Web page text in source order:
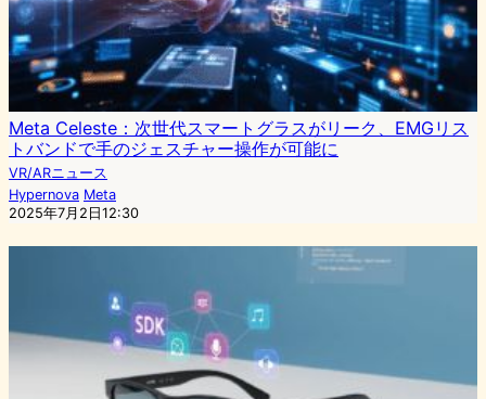
Meta Celeste：次世代スマートグラスがリーク、EMGリス
トバンドで手のジェスチャー操作が可能に
VR/ARニュース
Hypernova Meta
2025年7月2日12:30